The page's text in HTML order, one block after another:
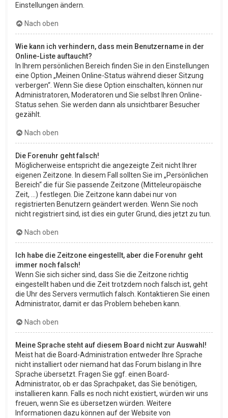
Einstellungen ändern.
Nach oben
Wie kann ich verhindern, dass mein Benutzername in der
Online-Liste auftaucht?
In Ihrem persönlichen Bereich finden Sie in den Einstellungen
eine Option „Meinen Online-Status während dieser Sitzung
verbergen“. Wenn Sie diese Option einschalten, können nur
Administratoren, Moderatoren und Sie selbst Ihren Online-
Status sehen. Sie werden dann als unsichtbarer Besucher
gezählt.
Nach oben
Die Forenuhr geht falsch!
Möglicherweise entspricht die angezeigte Zeit nicht Ihrer
eigenen Zeitzone. In diesem Fall sollten Sie im „Persönlichen
Bereich“ die für Sie passende Zeitzone (Mitteleuropäische
Zeit, ...) festlegen. Die Zeitzone kann dabei nur von
registrierten Benutzern geändert werden. Wenn Sie noch
nicht registriert sind, ist dies ein guter Grund, dies jetzt zu tun.
Nach oben
Ich habe die Zeitzone eingestellt, aber die Forenuhr geht
immer noch falsch!
Wenn Sie sich sicher sind, dass Sie die Zeitzone richtig
eingestellt haben und die Zeit trotzdem noch falsch ist, geht
die Uhr des Servers vermutlich falsch. Kontaktieren Sie einen
Administrator, damit er das Problem beheben kann.
Nach oben
Meine Sprache steht auf diesem Board nicht zur Auswahl!
Meist hat die Board-Administration entweder Ihre Sprache
nicht installiert oder niemand hat das Forum bislang in Ihre
Sprache übersetzt. Fragen Sie ggf. einen Board-
Administrator, ob er das Sprachpaket, das Sie benötigen,
installieren kann. Falls es noch nicht existiert, würden wir uns
freuen, wenn Sie es übersetzen würden. Weitere
Informationen dazu können auf der Website von